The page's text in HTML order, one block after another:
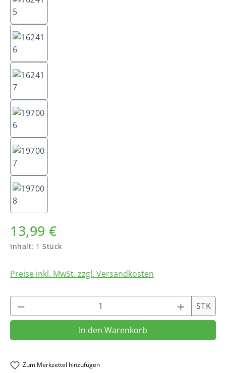
13,99 €
Inhalt: 1 Stück
Preise inkl. MwSt. zzgl. Versandkosten
Produkt Anzahl: Gib den STK
In den Warenkorb
Zum Merkzettel hinzufügen